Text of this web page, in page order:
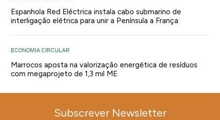
Espanhola Red Eléctrica instala cabo submarino de
interligação elétrica para unir a Península a França
ECONOMIA CIRCULAR
Marrocos aposta na valorização energética de resíduos
com megaprojeto de 1,3 mil ME
Subscrever Newsletter